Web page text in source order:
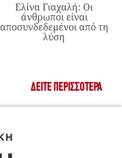
Ελίνα Γιαχαλή: Οι
άνθρωποι είναι
αποσυνδεδεμένοι από τη
λύση
ΔΕΊΤΕ ΠΕΡΙΣΣΌΤΕΡΑ